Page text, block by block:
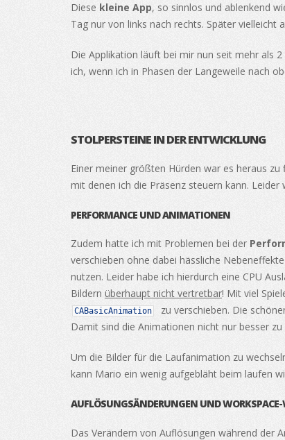
Diese kleine App, so sinnlos und ablenkend
Tag nur von links nach rechts. Später vielleicht
Die Applikation läuft bei mir nun seit mehr als
ich, wenn ich in Phasen der Langeweile nach
STOLPERSTEINE IN DER ENTWICKLUNG
Einer meiner größten Hürden war es heraus
mit denen ich die Präsenz steuern kann.
PERFORMANCE UND ANIMATIONEN
Zudem hatte ich mit Problemen bei der
verschieben ohne dabei hässliche
nutzen. Leider habe ich hierdurch eine CPU
Bildern überhaupt nicht vertretbar! Mit viel
CABasicAnimation zu verschieben. Die
Damit sind die Animationen nicht nur besser
Um die Bilder für die Laufanimation zu
kann Mario ein wenig aufgebläht beim laufen
AUFLÖSUNGSÄNDERUNGEN UND WORKSPACE-
Das Verändern von Auflösungen während der